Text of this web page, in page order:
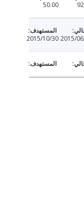
50.00
2015/10/30